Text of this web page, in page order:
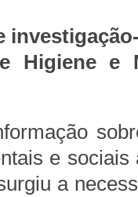
Higiene e
e
a